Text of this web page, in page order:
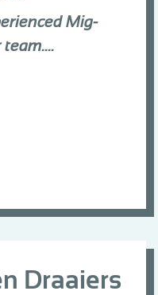
Mig-
Draaiers